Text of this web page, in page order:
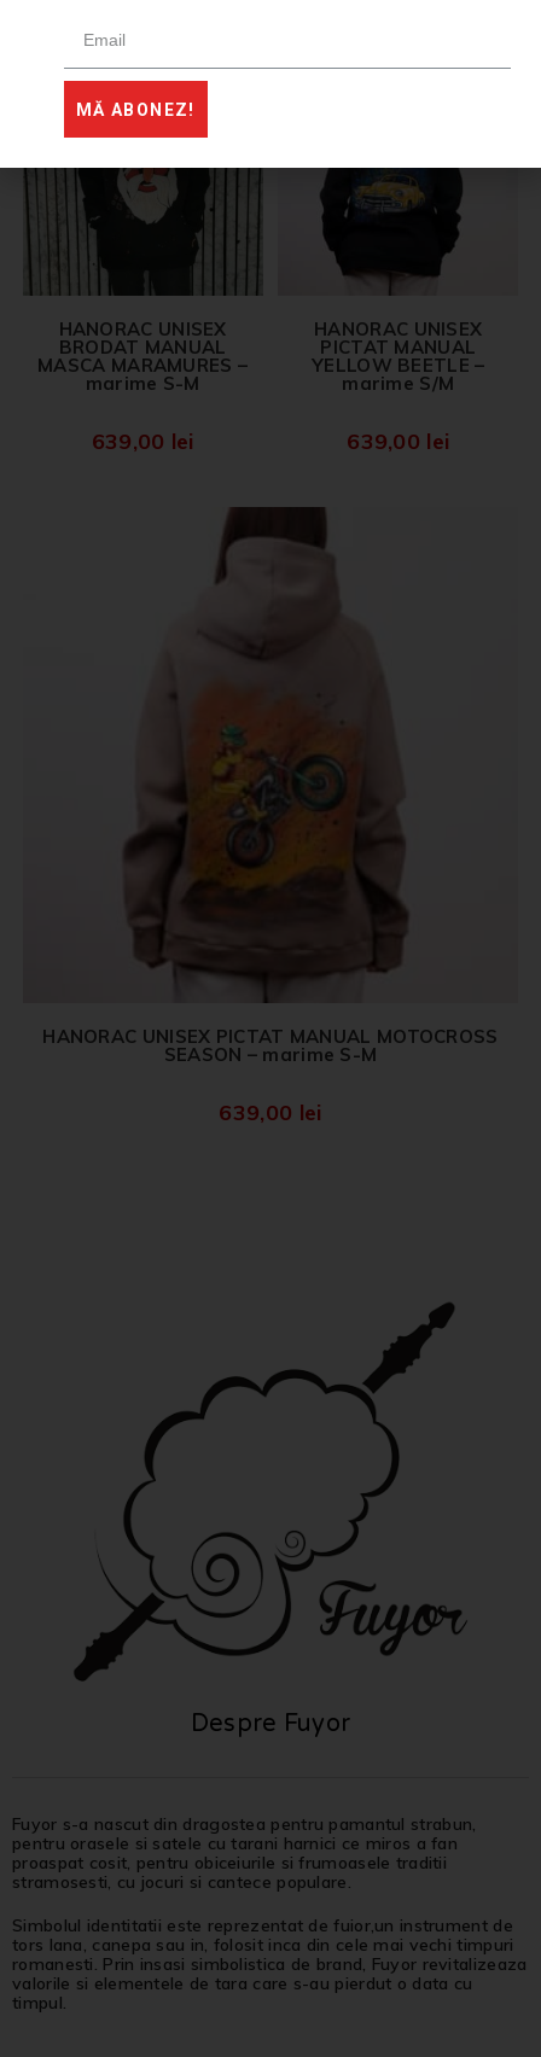
VÂNDUT
HANORAC UNISEX
BRODAT MANUAL
MASCA MARAMURES –
marime S-M
639,00 lei
HANORAC UNISEX
PICTAT MANUAL
YELLOW BEETLE –
marime S/M
639,00 lei
HANORAC UNISEX PICTAT MANUAL MOTOCROSS
SEASON – marime S-M
639,00 lei
Despre Fuyor
Fuyor s-a nascut din dragostea pentru pamantul strabun,
pentru orasele si satele cu tarani harnici ce miros a fan
proaspat cosit, pentru obiceiurile si frumoasele traditii
stramosesti, cu jocuri si cantece populare.
Simbolul identitatii este reprezentat de fuior,un instrument de
tors lana, canepa sau in, folosit inca din cele mai vechi timpuri
romanesti. Prin insasi simbolistica de brand, Fuyor revitalizeaza
valorile si elementele de tara care s-au pierdut o data cu
timpul.
MĂ ABONEZ!